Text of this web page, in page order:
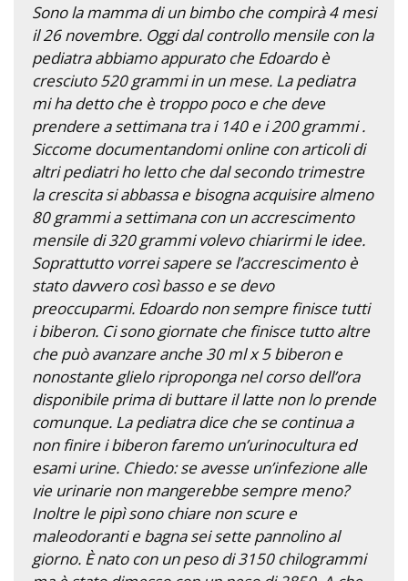
Sono la mamma di un bimbo che compirà 4 mesi
il 26 novembre. Oggi dal controllo mensile con la
pediatra abbiamo appurato che Edoardo è
cresciuto 520 grammi in un mese. La pediatra
mi ha detto che è troppo poco e che deve
prendere a settimana tra i 140 e i 200 grammi .
Siccome documentandomi online con articoli di
altri pediatri ho letto che dal secondo trimestre
la crescita si abbassa e bisogna acquisire almeno
80 grammi a settimana con un accrescimento
mensile di 320 grammi volevo chiarirmi le idee.
Soprattutto vorrei sapere se l’accrescimento è
stato davvero così basso e se devo
preoccuparmi. Edoardo non sempre finisce tutti
i biberon. Ci sono giornate che finisce tutto altre
che può avanzare anche 30 ml x 5 biberon e
nonostante glielo riproponga nel corso dell’ora
disponibile prima di buttare il latte non lo prende
comunque. La pediatra dice che se continua a
non finire i biberon faremo un’urinocultura ed
esami urine. Chiedo: se avesse un’infezione alle
vie urinarie non mangerebbe sempre meno?
Inoltre le pipì sono chiare non scure e
maleodoranti e bagna sei sette pannolino al
giorno. È nato con un peso di 3150 chilogrammi